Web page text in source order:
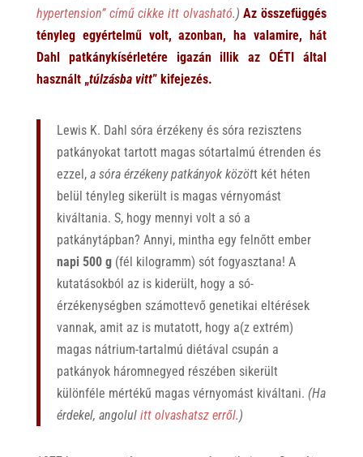
hypertension” című cikke itt olvasható.)Az összefüggés
tényleg egyértelmű volt, azonban, ha valamire, hát
Dahl patkánykísérletére igazán illik az OÉTI által
használt „túlzásba vitt” kifejezés.
Lewis K. Dahl sóra érzékeny és sóra rezisztens
patkányokat tartott magas sótartalmú étrenden és
ezzel, a sóra érzékeny patkányok között két héten
belül tényleg sikerült is magas vérnyomást
kiváltania. S, hogy mennyi volt a só a
patkánytápban? Annyi, mintha egy felnőtt ember
napi 500 g(fél kilogramm) sót fogyasztana! A
kutatásokból az is kiderült, hogy a só-
érzékenységben számottevő genetikai eltérések
vannak, amit az is mutatott, hogy a(z extrém)
magas nátrium-tartalmú diétával csupán a
patkányok háromnegyed részében sikerült
különféle mértékű magas vérnyomást kiváltani. (Ha
érdekel, angolul itt olvashatsz erről.)